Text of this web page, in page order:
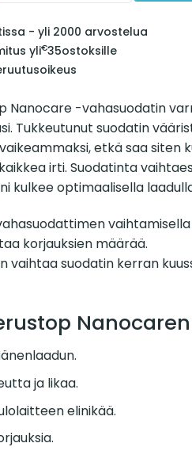
- yli 2000 arvostelua
yli€35ostoksille
Nanocare -vahasuodatin
Tukkeutunut suodatin
etkä saa siten
irti. Suodatinta
kulkee optimaalisella
korjauksien määrää.
vaihtaa suodatin kerran
ja likaa.
elinikää.